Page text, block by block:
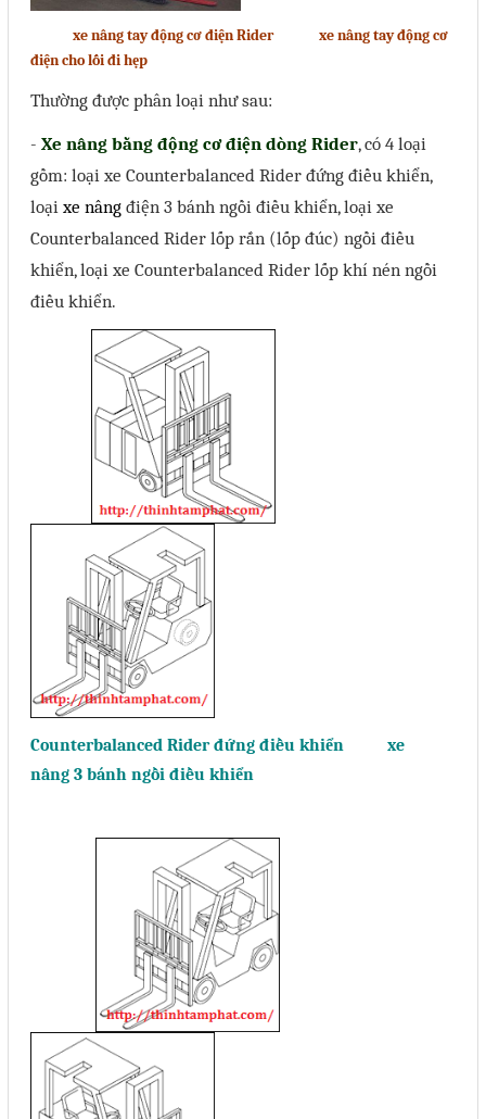
xe nâng tay động cơ điện Rider xe nâng tay động cơ
điện cho lối đi hẹp
Thường được phân loại như sau:
- Xe nâng bằng động cơ điện dòng Rider, có 4 loại
gồm: loại xe Counterbalanced Rider đứng điều khiển,
loại xe nâng điện 3 bánh ngồi điều khiển, loại xe
Counterbalanced Rider lốp rắn (lốp đúc) ngồi điều
khiển, loại xe Counterbalanced Rider lốp khí nén ngồi
điều khiển.
Counterbalanced Rider đứng điều khiển xe
nâng 3 bánh ngồi điều khiển